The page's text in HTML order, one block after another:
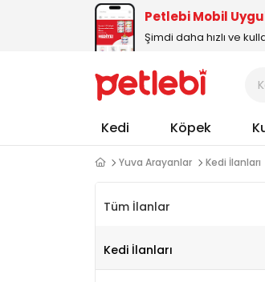
Petlebi Mobil
Şimdi daha hızlı ve
Kedi Köpek
Yuva Arayanlar Kedi İlanları
Tüm İlanlar
Kedi İlanları